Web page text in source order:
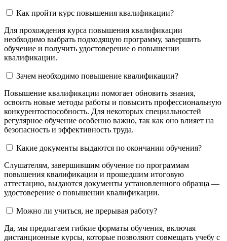
Как пройти курс повышения квалификации?
Для прохождения курса повышения квалификации
необходимо выбрать подходящую программу, завершить
обучение и получить удостоверение о повышении
квалификации.
Зачем необходимо повышение квалификации?
Повышение квалификации помогает обновить знания,
освоить новые методы работы и повысить профессиональную
конкурентоспособность. Для некоторых специальностей
регулярное обучение особенно важно, так как оно влияет на
безопасность и эффективность труда.
Какие документы выдаются по окончании обучения?
Слушателям, завершившим обучение по программам
повышения квалификации и прошедшим итоговую
аттестацию, выдаются документы установленного образца —
удостоверение о повышении квалификации.
Можно ли учиться, не прерывая работу?
Да, мы предлагаем гибкие форматы обучения, включая
дистанционные курсы, которые позволяют совмещать учебу с